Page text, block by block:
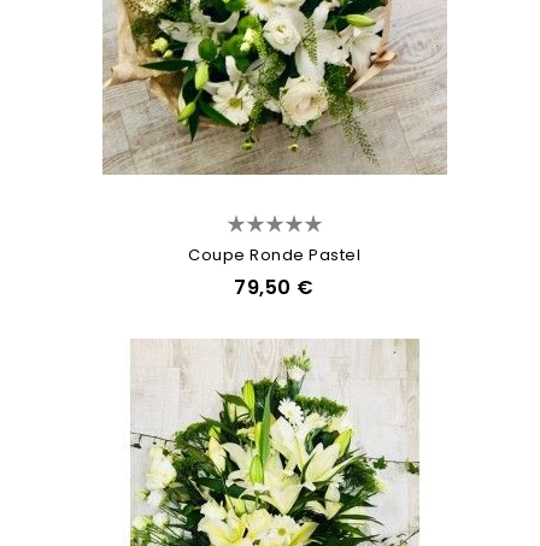
Coupe Ronde Pastel
79,50 €